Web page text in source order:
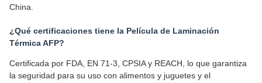
China.
¿Qué certificaciones tiene la Película de Laminación
Térmica AFP?
Certificada por FDA, EN 71-3, CPSIA y REACH, lo que garantiza
la seguridad para su uso con alimentos y juguetes y el